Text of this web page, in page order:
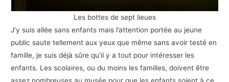
Les bottes de sept lieues
J’y suis allée sans enfants mais l’attention portée au jeune
public saute tellement aux yeux que même sans avoir testé en
famille, je suis déjà sûre qu’il y a tout pour intéresser les
enfants. Les scolaires, ou du moins les familles, doivent être